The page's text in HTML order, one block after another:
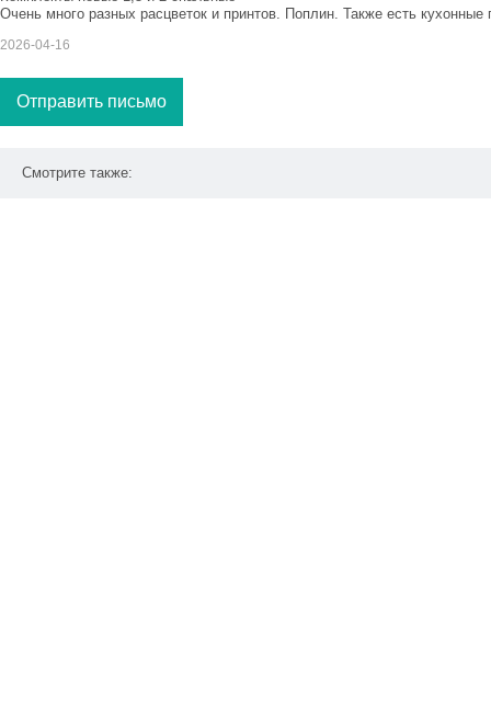
Очень много разных расцветок и принтов. Поплин. Также есть
2026-04-16
Отправить письмо
Смотрите также: